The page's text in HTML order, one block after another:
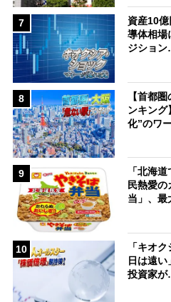
7
資産10
導体相
ジショ
8
【首都
ンキング
化”のワ
9
「北海
民熱愛
当」、
10
「キオ
日は遠
投資家